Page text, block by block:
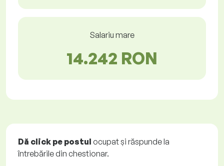
Salariu mare
14.242 RON
Dă click pe postul ocupat și răspunde la
întrebările din chestionar.